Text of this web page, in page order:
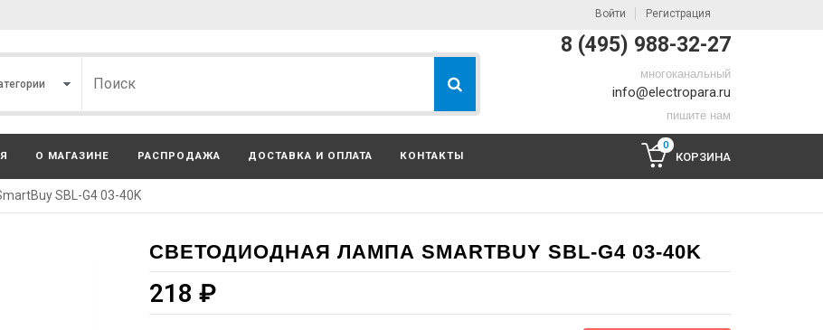
Войти Регистрация
8 (495) 988-32-27
многоканальный
info@electropara.ru
пишите нам
О МАГАЗИНЕ РАСПРОДАЖА ДОСТАВКА И ОПЛАТА КОНТАКТЫ
0
КОРЗИНА
SBL-G4 03-40K
СВЕТОДИОДНАЯ ЛАМПА SMARTBUY SBL-G4 03-40K
218 ₽